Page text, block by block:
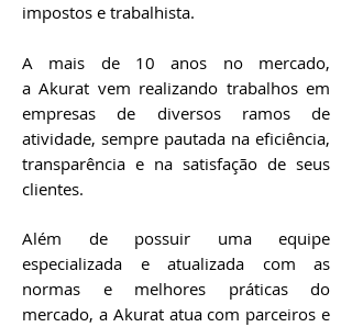
impostos e trabalhista.
A mais de 10 anos no mercado,
a Akurat vem realizando trabalhos em
empresas de diversos ramos de
atividade, sempre pautada na eficiência,
transparência e na satisfação de seus
clientes.
Além de possuir uma equipe
especializada e atualizada com as
normas e melhores práticas do
mercado, a Akurat atua com parceiros e